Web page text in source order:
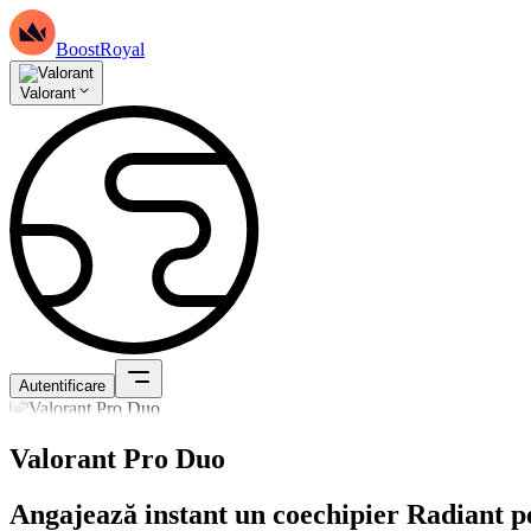
BoostRoyal
Valorant
Autentificare
Valorant Pro Duo
Angajează instant un coechipier Radiant